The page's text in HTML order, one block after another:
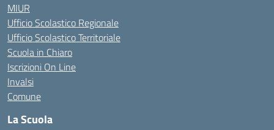
MIUR
Ufficio Scolastico Regionale
Ufficio Scolastico Territoriale
Scuola in Chiaro
Iscrizioni On Line
Invalsi
Comune
La Scuola